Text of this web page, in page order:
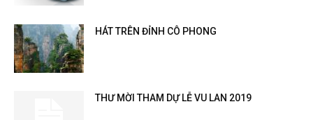
HÁT TRÊN ĐỈNH CÔ PHONG
THƯ MỜI THAM DỰ LỄ VU LAN 2019